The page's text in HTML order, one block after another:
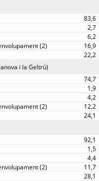
83,6
2,7
6,2
16,9
22,2
i la Geltrú)
74,7
1,9
4,2
12,2
24,1
92,1
1,5
4,4
11,7
28,1